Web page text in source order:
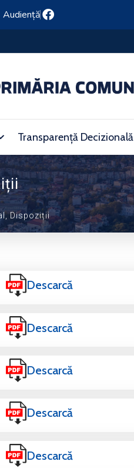
Audiență
Transparență Decizională
Dispoziții
Descarcă
Descarcă
Descarcă
Descarcă
Descarcă